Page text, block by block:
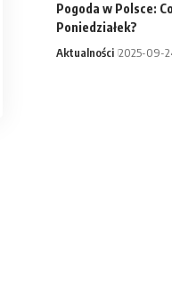
Pogoda w Polsce:
Poniedziałek?
Aktualności 2025-09-